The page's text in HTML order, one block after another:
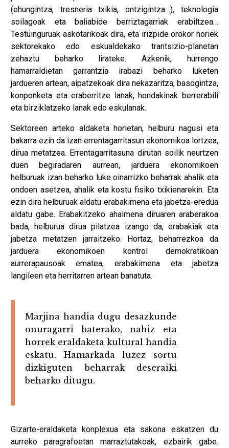
(ehungintza, tresneria txikia, ontzigintza…), teknologia
soilagoak eta baliabide berriztagarriak erabiltzea…
Testuinguruak askotarikoak dira, eta irizpide orokor horiek
sektorekako edo eskualdekako trantsizio-planetan
zehaztu beharko lirateke. Azkenik, hurrengo
hamarraldietan garrantzia irabazi beharko luketen
jardueren artean, aipatzekoak dira nekazaritza, basogintza,
konponketa eta eraberritze lanak, hondakinak berrerabili
eta birziklatzeko lanak edo eskulanak.
Sektoreen arteko aldaketa horietan, helburu nagusi eta
bakarra ezin da izan errentagarritasun ekonomikoa lortzea,
dirua metatzea. Errentagarritasuna dirutan soilik neurtzen
duen begiradaren aurrean, jarduera ekonomikoen
helburuak izan beharko luke oinarrizko beharrak ahalik eta
ondoen asetzea, ahalik eta kostu fisiko txikienarekin. Eta
ezin dira helburuak aldatu erabakimena eta jabetza-eredua
aldatu gabe. Erabakitzeko ahalmena diruaren araberakoa
bada, helburua dirua pilatzea izango da, erabakiak eta
jabetza metatzen jarraitzeko. Hortaz, beharrezkoa da
jarduera ekonomikoen kontrol demokratikoan
aurrerapausoak ematea, erabakimena eta jabetza
langileen eta herritarren artean banatuta.
Marjina handia dugu desazkunde
onuragarri baterako, nahiz eta
horrek eraldaketa kultural handia
eskatu. Hamarkada luzez sortu
dizkiguten beharrak deseraiki
beharko ditugu.
Gizarte-eraldaketa konplexua eta sakona eskatzen du
aurreko paragrafoetan marraztutakoak, ezbairik gabe.